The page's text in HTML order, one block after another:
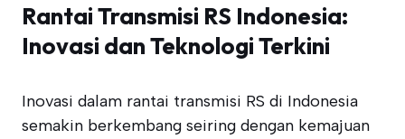
Rantai Transmisi RS Indonesia:
Inovasi dan Teknologi Terkini
Inovasi dalam rantai transmisi RS di Indonesia
semakin berkembang seiring dengan kemajuan